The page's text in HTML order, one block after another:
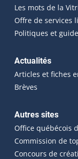
Les mots de la
Offre de services
Politiques et
Actualités
Articles et fiches
Brèves
Autres sites
Office québécois
Commission de
Concours de